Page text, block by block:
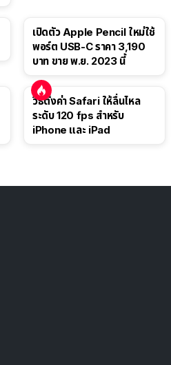
เปิดตัว Apple Pencil ใหม่ใช้
พอร์ต USB-C ราคา 3,190
บาท ขาย พ.ย. 2023 นี้
วิธีตั้งค่า Safari ให้ลื่นไหล
ระดับ 120 fps สำหรับ
iPhone และ iPad